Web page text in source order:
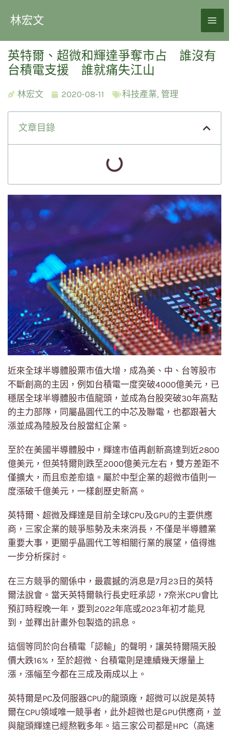
林宏文
英特爾、超微和輝達爭奪市占 誰沒有
台積電支援 誰就痛失江山
林宏文 2020-08-11 科技產業, 管理
文章目錄
近來全球半導體股票市值大增，成為美、中、台等股市
不斷創高的主因，例如台積電一度突破4000億美元，已
穩居全球半導體股市值龍頭，並成為台股突破30年高點
的主力部隊，同屬晶圓代工的中芯及聯電，也都跟著大
漲並成為陸股及台股當紅企業。
至於在美國半導體股中，輝達市值再創新高達到近2800
億美元，但英特爾則跌至2000億美元左右，雙方差距不
僅擴大，而且愈差愈遠。屬於中型企業的超微市值則一
度漲破千億美元，一樣創歷史新高。
英特爾、超微及輝達是目前全球CPU及GPU的主要供應
商，三家企業的競爭態勢及未來消長，不僅是半導體業
重要大事，更關乎晶圓代工等相關行業的展望，值得進
一步分析探討。
在三方競爭的關係中，最震撼的消息是7月23日的英特
爾法說會。當天英特爾執行長史旺承認，7奈米CPU會比
預訂時程晚一年，要到2022年底或2023年初才能見
到，並釋出計畫外包製造的訊息。
這個等同於向台積電「認輸」的聲明，讓英特爾隔天股
價大跌16%，至於超微、台積電則是連續幾天爆量上
漲，漲幅至今都在三成及兩成以上。
英特爾是PC及伺服器CPU的龍頭廠，超微可以說是英特
爾在CPU領域唯一競爭者，此外超微也是GPU供應商，並
與龍頭輝達已經熬戰多年。這三家公司都是HPC（高速